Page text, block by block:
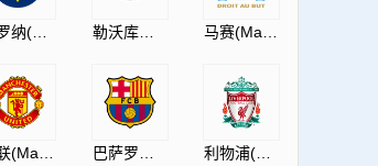
勒沃库森(Leverkusen)